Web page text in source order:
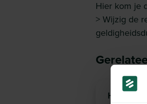
Hier kom je
> Wijzig de
Hoe